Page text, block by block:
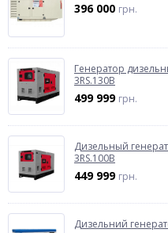
396 000 грн.
Генератор
3RS.130B
499 999 грн.
Дизельный
3RS.100B
449 999 грн.
Дизельний